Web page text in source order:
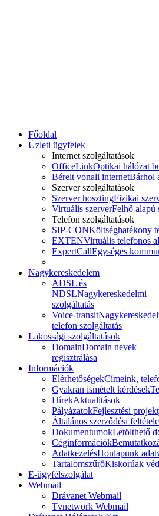
Főoldal
Üzleti ügyfelek
Internet szolgáltatások
OfficeLinkOptikai hálózat
Bérelt vonali internetBárhol
Szerver szolgáltatások
Szerver hosztingFizikai
Virtuális szerverFelhő alapú
Telefon szolgáltatások
SIP-CONKöltséghatékony
EXTENVirtuális telefonos
ExpertCallEgységes
Nagykereskedelem
ADSL és
NDSLNagykereskedelmi
szolgáltatás
Voice-transit
telefon szolgáltatás
Lakossági szolgáltatások
DomainDomain nevek
regisztrálása
Információk
ElérhetőségekCímeink,
Gyakran ismételt kérdések
HírekAktualitások
PályázatokFejlesztési
Általános szerződési
DokumentumokLetölthető
Céginformációk
AdatkezelésHonlapunk
TartalomszűrőKiskorúak
E-ügyfélszolgálat
Webmail
Drávanet Webmail
Tvnetwork Webmail